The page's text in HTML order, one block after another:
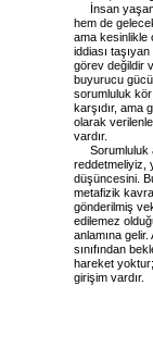
İnsan
hem de
ama kesinlikle
iddiası
görev değildir
buyurucu
sorumluluk
karşıdır, ama
olarak
vardır.
Sorumluluk
reddetmeliyiz,
düşüncesini.
metafizik
gönderilmiş
edilemez
anlamına
sınıfından
hareket
girişim vardır.